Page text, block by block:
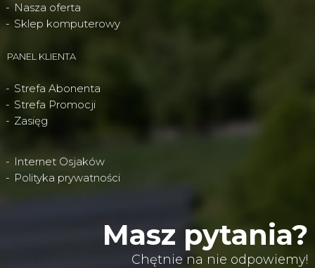
Nasza oferta
Sklep komputerowy
PANEL KLIENTA
Strefa Abonenta
Strefa Promocji
Zasięg
Internet Osjaków
Polityka prywatności
Masz pytania?
Chętnie na nie odpowiemy!